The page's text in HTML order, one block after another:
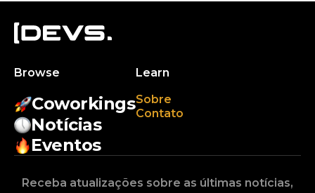
Browse
Coworkings
Notícias
Eventos
Learn
Sobre
Contato
Receba atualizações sobre as últimas notícias,